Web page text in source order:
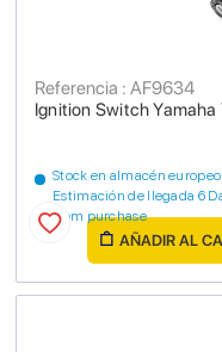
Ignition Switch
Referencia : AF9634
Stock en almacén europeo
Estimación de llegada 6
from purchase
AÑADIR AL